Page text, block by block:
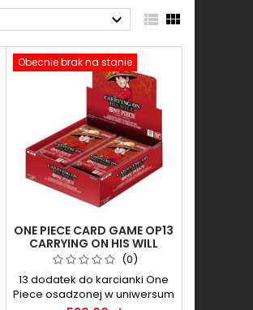
  
Obecnie brak na stanie
ONE PIECE CARD GAME OP13
CARRYING ON HIS WILL
BOOSTER BOX
(0)
13 dodatek do karcianki One
Piece osadzonej w uniwersum